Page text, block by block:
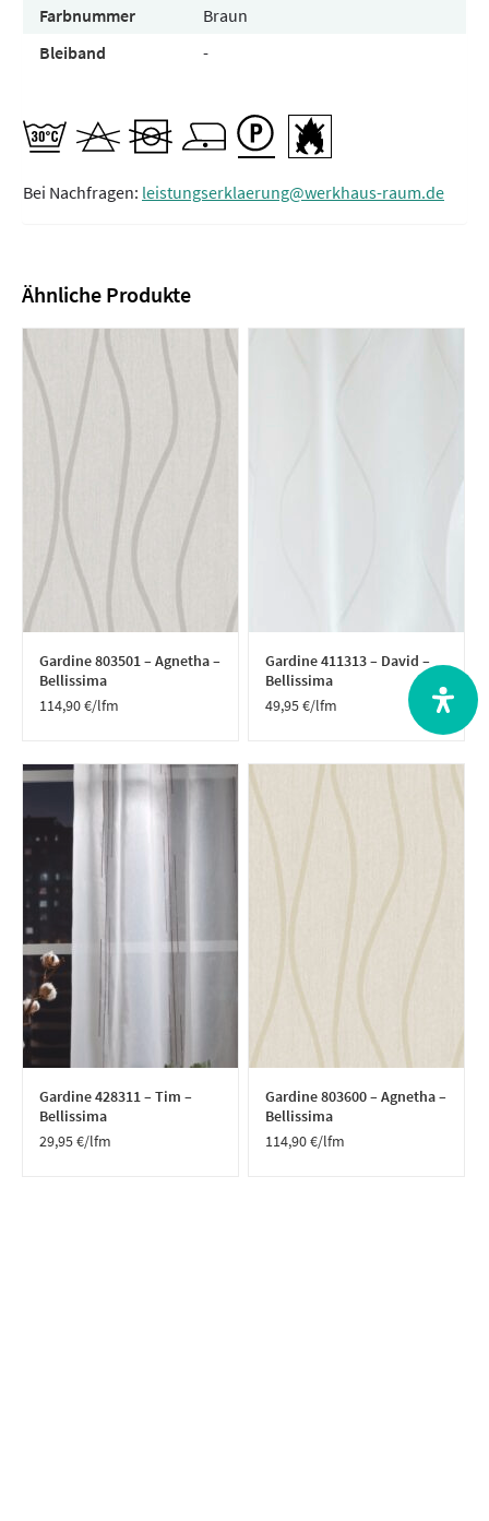
Farbnummer
Braun
Bleiband
-
Bei Nachfragen: leistungserklaerung@werkhaus-raum.de
Ähnliche Produkte
Gardine 803501 – Agnetha –
Bellissima
114,90€/lfm
Gardine 411313 – David –
Bellissima
49,95€/lfm
Gardine 428311 – Tim –
Bellissima
29,95€/lfm
Gardine 803600 – Agnetha –
Bellissima
114,90€/lfm